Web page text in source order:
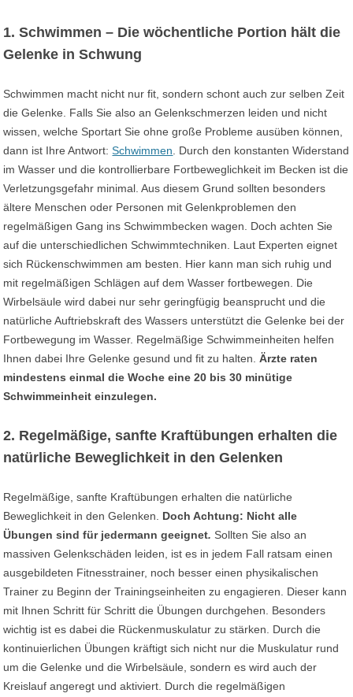
1. Schwimmen – Die wöchentliche Portion hält die
Gelenke in Schwung
Schwimmen macht nicht nur fit, sondern schont auch zur selben Zeit
die Gelenke. Falls Sie also an Gelenkschmerzen leiden und nicht
wissen, welche Sportart Sie ohne große Probleme ausüben können,
dann ist Ihre Antwort:Schwimmen . Durch den konstanten Widerstand
im Wasser und die kontrollierbare Fortbeweglichkeit im Becken ist die
Verletzungsgefahr minimal. Aus diesem Grund sollten besonders
ältere Menschen oder Personen mit Gelenkproblemen den
regelmäßigen Gang ins Schwimmbecken wagen. Doch achten Sie
auf die unterschiedlichen Schwimmtechniken. Laut Experten eignet
sich Rückenschwimmen am besten. Hier kann man sich ruhig und
mit regelmäßigen Schlägen auf dem Wasser fortbewegen. Die
Wirbelsäule wird dabei nur sehr geringfügig beansprucht und die
natürliche Auftriebskraft des Wassers unterstützt die Gelenke bei der
Fortbewegung im Wasser. Regelmäßige Schwimmeinheiten helfen
Ihnen dabei Ihre Gelenke gesund und fit zu halten. Ärzte raten
mindestens einmal die Woche eine 20 bis 30 minütige
Schwimmeinheit einzulegen.
2. Regelmäßige, sanfte Kraftübungen erhalten die
natürliche Beweglichkeit in den Gelenken
Regelmäßige, sanfte Kraftübungen erhalten die natürliche
Beweglichkeit in den Gelenken. Doch Achtung: Nicht alle
Übungen sind für jedermann geeignet. Sollten Sie also an
massiven Gelenkschäden leiden, ist es in jedem Fall ratsam einen
ausgebildeten Fitnesstrainer, noch besser einen physikalischen
Trainer zu Beginn der Trainingseinheiten zu engagieren. Dieser kann
mit Ihnen Schritt für Schritt die Übungen durchgehen. Besonders
wichtig ist es dabei die Rückenmuskulatur zu stärken. Durch die
kontinuierlichen Übungen kräftigt sich nicht nur die Muskulatur rund
um die Gelenke und die Wirbelsäule, sondern es wird auch der
Kreislauf angeregt und aktiviert. Durch die regelmäßigen